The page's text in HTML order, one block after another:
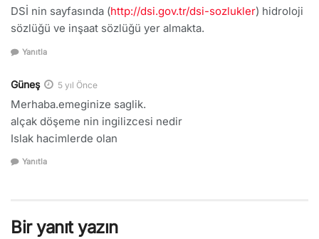
DSİ nin sayfasında (http://dsi.gov.tr/dsi-sozlukler) hidroloji
sözlüğü ve inşaat sözlüğü yer almakta.
Yanıtla
Güneş 5 yıl Önce
Merhaba.emeginize saglik.
alçak döşeme nin ingilizcesi nedir
Islak hacimlerde olan
Yanıtla
Bir yanıt yazın